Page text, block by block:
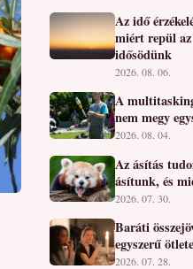
Az idő
miért repül
idősödünk
2026. 08. 06.
A
nem megy
2026. 08. 04.
Az ásítás
ásítunk, és
2026. 07. 30.
Baráti
egyszerű
2026. 07. 28.